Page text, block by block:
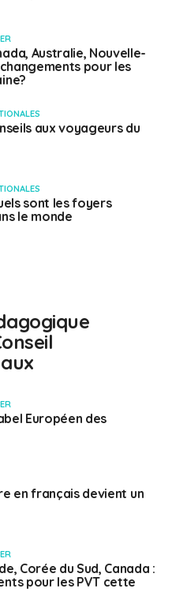
Australie, Nouvelle-
pour les
aux voyageurs du
sont les foyers
le monde
Européen des
en français devient un
Corée du Sud, Canada :
pour les PVT cette